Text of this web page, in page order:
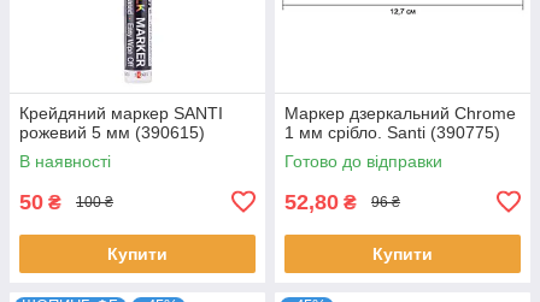
Крейдяний маркер SANTI
рожевий 5 мм (390615)
В наявності
50 ₴ 100 ₴
Купити
Маркер дзеркальний Chrome
1 мм срібло. Santi (390775)
Готово до відправки
52,80 ₴ 96 ₴
Купити